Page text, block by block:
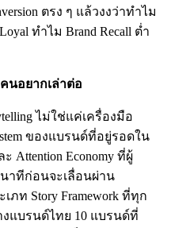
ตรง ๆ แล้วงงว่าทำไม
ทำไม Brand Recall ต่ำ
นอยากเล่าต่อ
ไม่ใช่แค่เครื่องมือ
ของแบรนด์ที่อยู่รอดใน
ะ Attention Economy ที่ผู้
าทีก่อนจะเลื่อนผ่าน
ท Story Framework ที่ทุก
แบรนด์ไทย 10 แบรนด์ที่